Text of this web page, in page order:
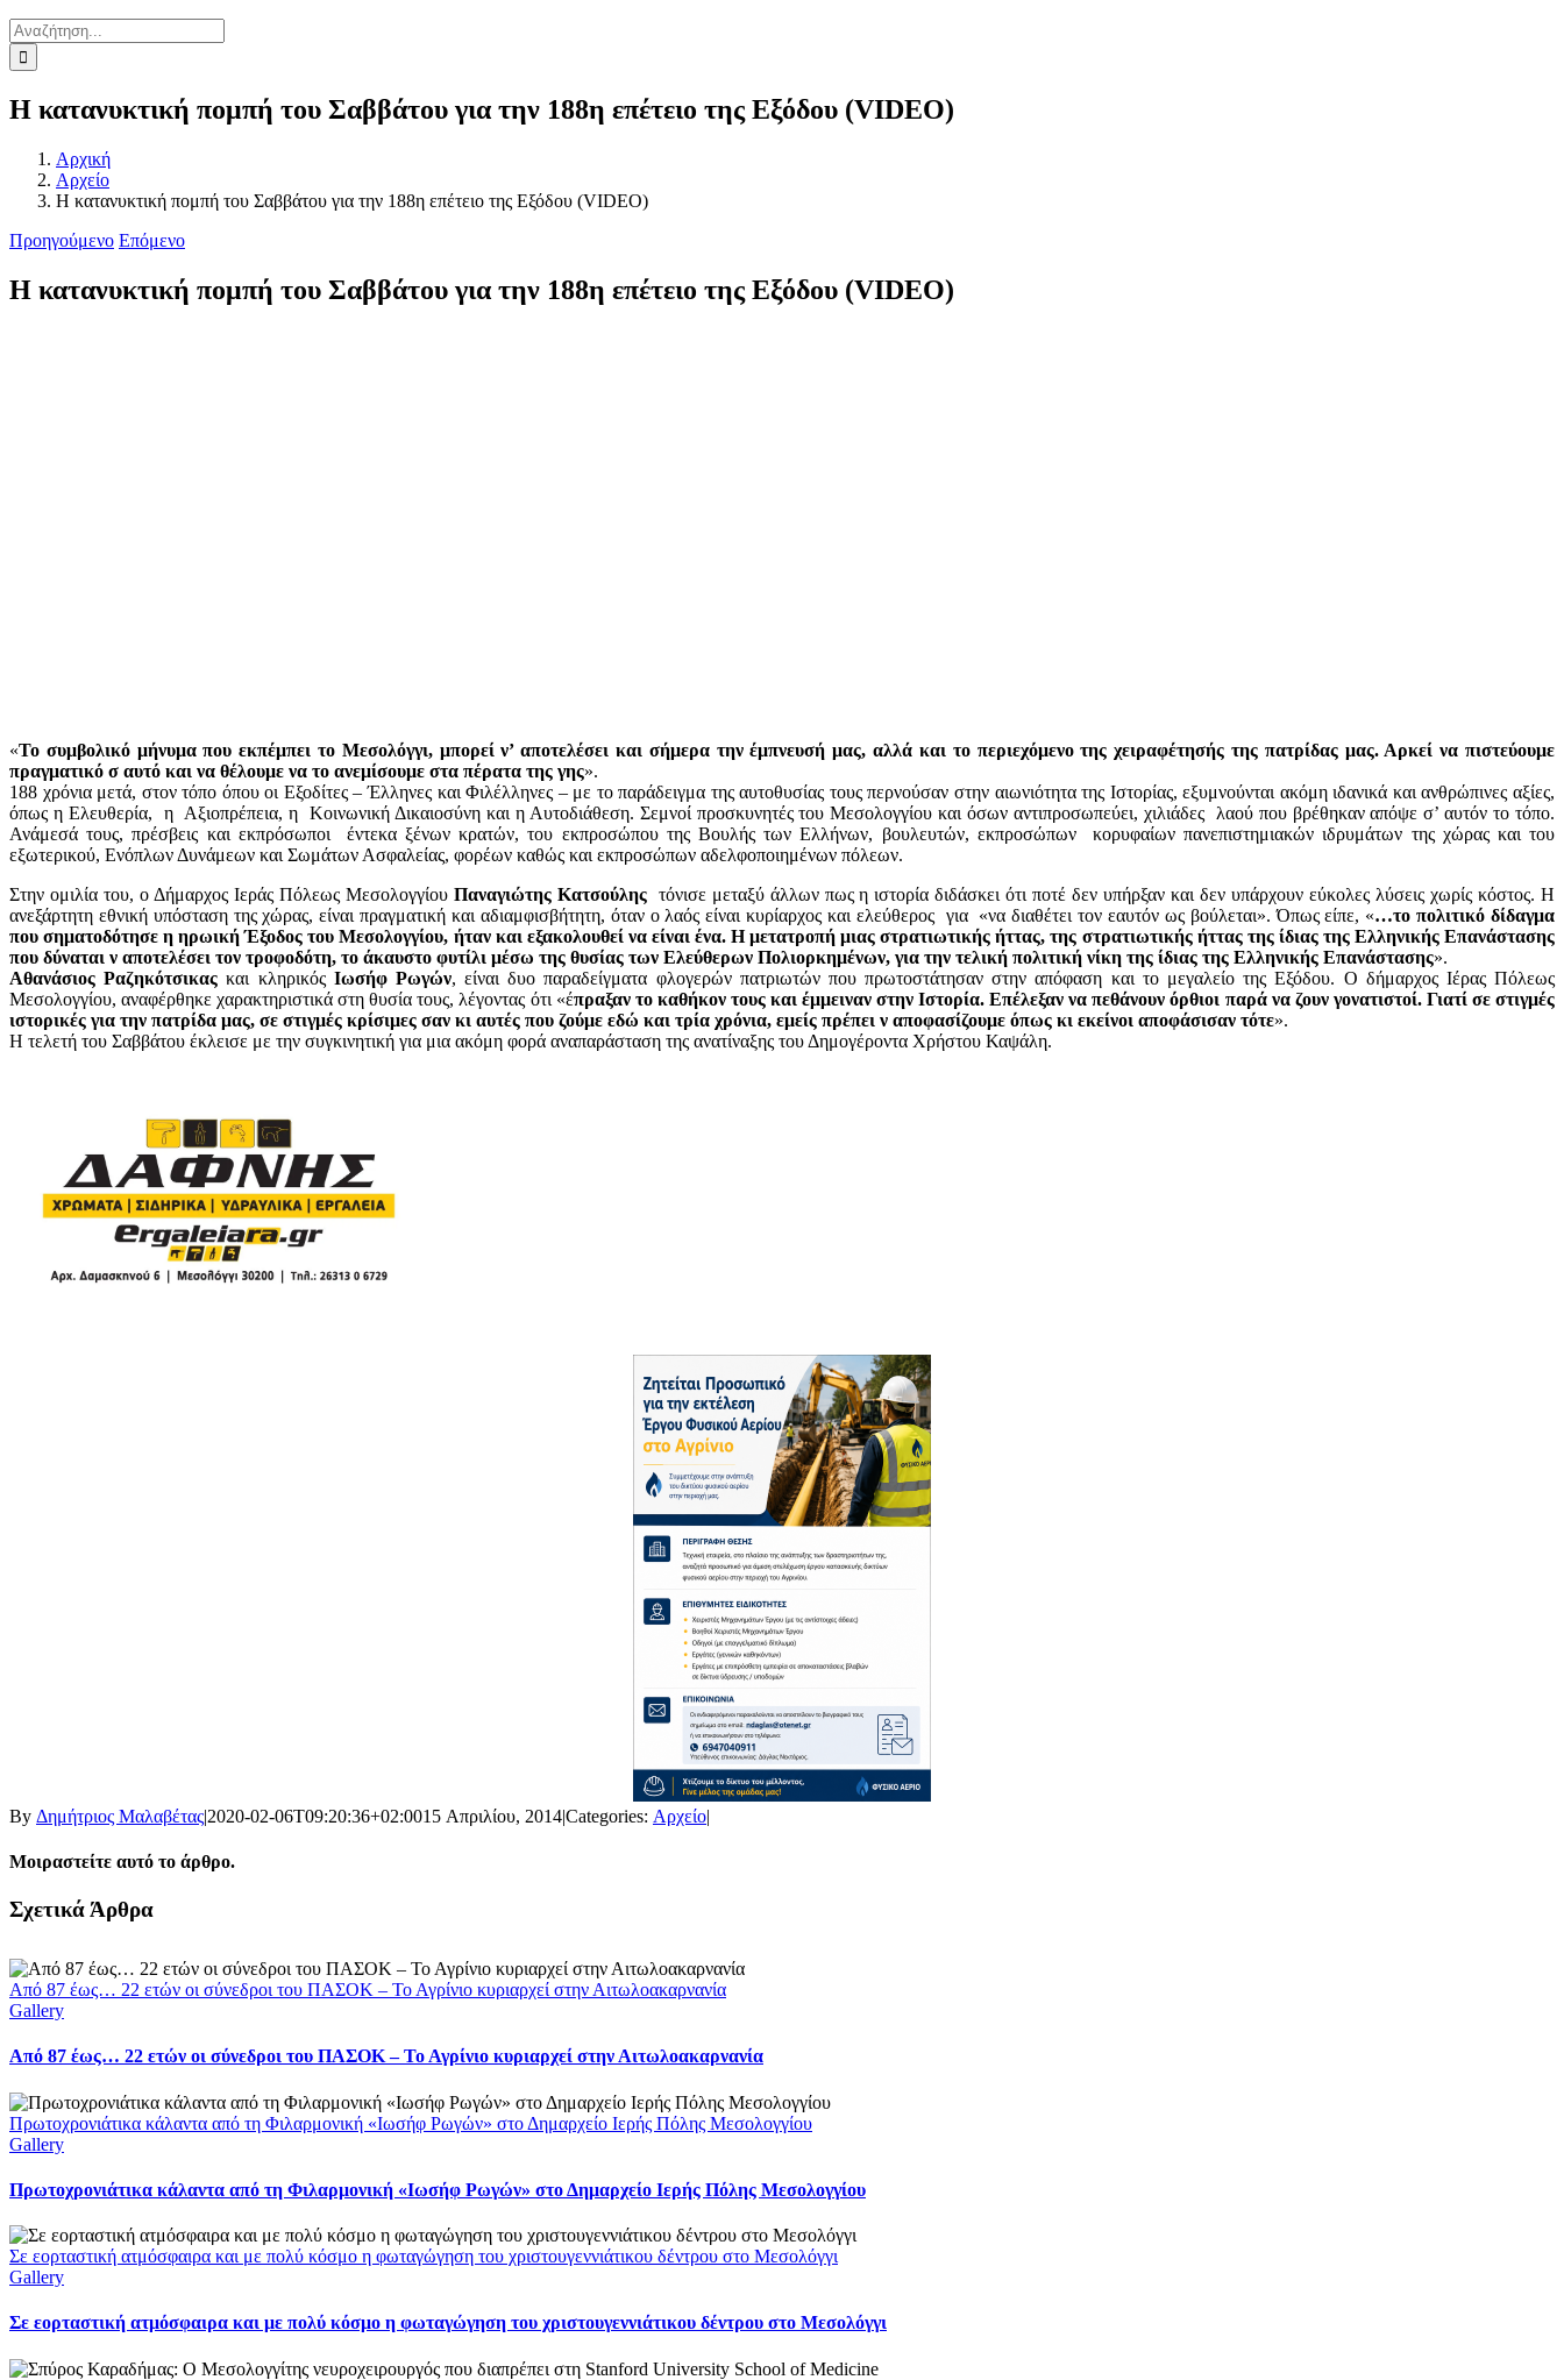
Αναζήτηση
για:
Η κατανυκτική πομπή του Σαββάτου για την 188η επέτειο της Εξόδου (VIDEO)
Αρχική
Αρχείο
Η κατανυκτική πομπή του Σαββάτου για την 188η επέτειο της Εξόδου (VIDEO)
Προηγούμενο Επόμενο
Η κατανυκτική πομπή του Σαββάτου για την 188η επέτειο της Εξόδου (VIDEO)
«Το συμβολικό μήνυμα που εκπέμπει το Μεσολόγγι, μπορεί ν’ αποτελέσει και σήμερα την έμπνευσή μας, αλλά και το περιεχόμενο της χειραφέτησής της πατρίδας μας. Αρκεί να πιστεύουμε
πραγματικό σ αυτό και να θέλουμε να το ανεμίσουμε στα πέρατα της γης».
188 χρόνια μετά, στον τόπο όπου οι Εξοδίτες – Έλληνες και Φιλέλληνες – με το παράδειγμα της αυτοθυσίας τους περνούσαν στην αιωνιότητα της Ιστορίας, εξυμνούνται ακόμη ιδανικά και ανθρώπινες αξίες,
όπως η Ελευθερία, η Αξιοπρέπεια, η Κοινωνική Δικαιοσύνη και η Αυτοδιάθεση. Σεμνοί προσκυνητές του Μεσολογγίου και όσων αντιπροσωπεύει, χιλιάδες λαού που βρέθηκαν απόψε σ’ αυτόν το τόπο.
Ανάμεσά τους, πρέσβεις και εκπρόσωποι έντεκα ξένων κρατών, του εκπροσώπου της Βουλής των Ελλήνων, βουλευτών, εκπροσώπων κορυφαίων πανεπιστημιακών ιδρυμάτων της χώρας και του
εξωτερικού, Ενόπλων Δυνάμεων και Σωμάτων Ασφαλείας, φορέων καθώς και εκπροσώπων αδελφοποιημένων πόλεων.
Στην ομιλία του, ο Δήμαρχος Ιεράς Πόλεως Μεσολογγίου Παναγιώτης Κατσούληςτόνισε μεταξύ άλλων πως η ιστορία διδάσκει ότι ποτέ δεν υπήρξαν και δεν υπάρχουν εύκολες λύσεις χωρίς κόστος. Η
ανεξάρτητη εθνική υπόσταση της χώρας, είναι πραγματική και αδιαμφισβήτητη, όταν ο λαός είναι κυρίαρχος και ελεύθερος για «να διαθέτει τον εαυτόν ως βούλεται». Όπως είπε, «…το πολιτικό δίδαγμα
που σηματοδότησε η ηρωική Έξοδος του Μεσολογγίου, ήταν και εξακολουθεί να είναι ένα. Η μετατροπή μιας στρατιωτικής ήττας, της στρατιωτικής ήττας της ίδιας της Ελληνικής Επανάστασης
που δύναται ν αποτελέσει τον τροφοδότη, το άκαυστο φυτίλι μέσω της θυσίας των Ελεύθερων Πολιορκημένων, για την τελική πολιτική νίκη της ίδιας της Ελληνικής Επανάστασης».
Αθανάσιος Ραζηκότσικας και κληρικός Ιωσήφ Ρωγών, είναι δυο παραδείγματα φλογερών πατριωτών που πρωτοστάτησαν στην απόφαση και το μεγαλείο της Εξόδου. Ο δήμαρχος Ιέρας Πόλεως
Μεσολογγίου, αναφέρθηκε χαρακτηριστικά στη θυσία τους, λέγοντας ότι «έπραξαν το καθήκον τους και έμμειναν στην Ιστορία. Επέλεξαν να πεθάνουν όρθιοι παρά να ζουν γονατιστοί. Γιατί σε στιγμές
ιστορικές για την πατρίδα μας, σε στιγμές κρίσιμες σαν κι αυτές που ζούμε εδώ και τρία χρόνια, εμείς πρέπει ν αποφασίζουμε όπως κι εκείνοι αποφάσισαν τότε».
Η τελετή του Σαββάτου έκλεισε με την συγκινητική για μια ακόμη φορά αναπαράσταση της ανατίναξης του Δημογέροντα Χρήστου Καψάλη.
By Δημήτριος Μαλαβέτας|2020-02-06T09:20:36+02:0015 Απριλίου, 2014|Categories: Αρχείο|
Μοιραστείτε αυτό το άρθρο.
Facebook
X
LinkedIn
WhatsApp
Email
Σχετικά Άρθρα
Από 87 έως… 22 ετών οι σύνεδροι του ΠΑΣΟΚ – Το Αγρίνιο κυριαρχεί στην Αιτωλοακαρνανία
Gallery
Από 87 έως… 22 ετών οι σύνεδροι του ΠΑΣΟΚ – Το Αγρίνιο κυριαρχεί στην Αιτωλοακαρνανία
Πρωτοχρονιάτικα κάλαντα από τη Φιλαρμονική «Ιωσήφ Ρωγών» στο Δημαρχείο Ιερής Πόλης Μεσολογγίου
Gallery
Πρωτοχρονιάτικα κάλαντα από τη Φιλαρμονική «Ιωσήφ Ρωγών» στο Δημαρχείο Ιερής Πόλης Μεσολογγίου
Σε εορταστική ατμόσφαιρα και με πολύ κόσμο η φωταγώγηση του χριστουγεννιάτικου δέντρου στο Μεσολόγγι
Gallery
Σε εορταστική ατμόσφαιρα και με πολύ κόσμο η φωταγώγηση του χριστουγεννιάτικου δέντρου στο Μεσολόγγι